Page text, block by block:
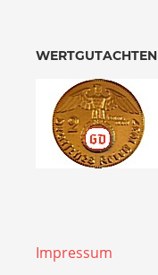
WERTGUTACHTEN
Impressum